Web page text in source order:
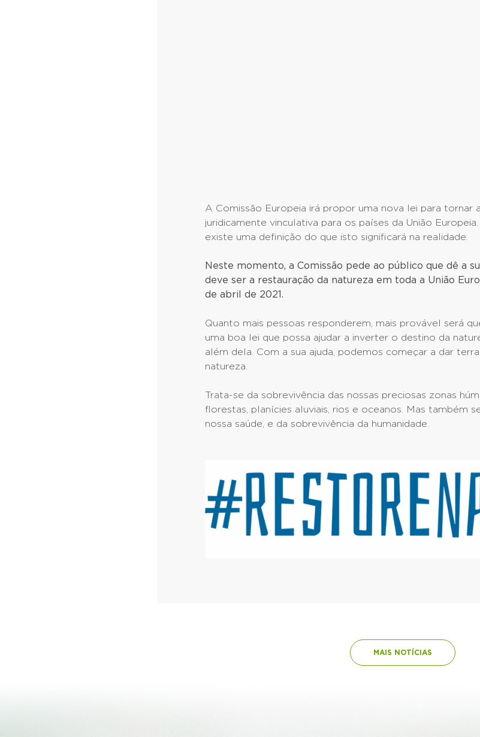
A Comissão Europeia irá propor uma nova lei para tornar
juridicamente vinculativa para os países da União
existe uma definição do que isto significará na realidade.
Neste momento, a Comissão pede ao público que dê a
deve ser a restauração da natureza em toda a União
de abril de 2021.
Quanto mais pessoas responderem, mais provável será
uma boa lei que possa ajudar a inverter o destino da
além dela. Com a sua ajuda, podemos começar a dar
natureza.
Trata-se da sobrevivência das nossas preciosas zonas
florestas, planícies aluviais, rios e oceanos. Mas também
nossa saúde, e da sobrevivência da humanidade.
MAIS NOTÍCIAS